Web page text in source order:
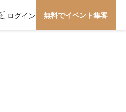
ログイン 無料でイベント集客